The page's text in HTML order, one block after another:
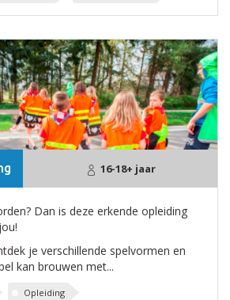
16-18+ jaar
Dan is deze erkende opleiding
je verschillende spelvormen en
kan brouwen met...
Opleiding